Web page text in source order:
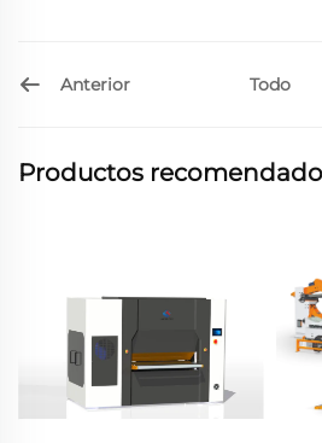
Anterior Todo
Productos